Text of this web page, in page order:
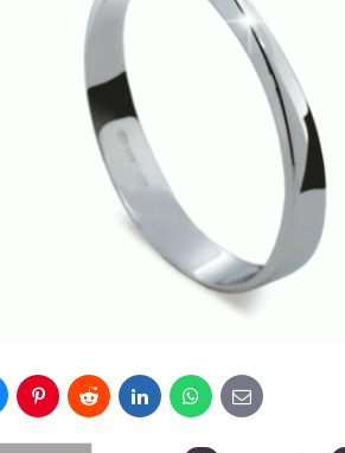
PinterestRedditLinkedInWhatsApp
E-
mail